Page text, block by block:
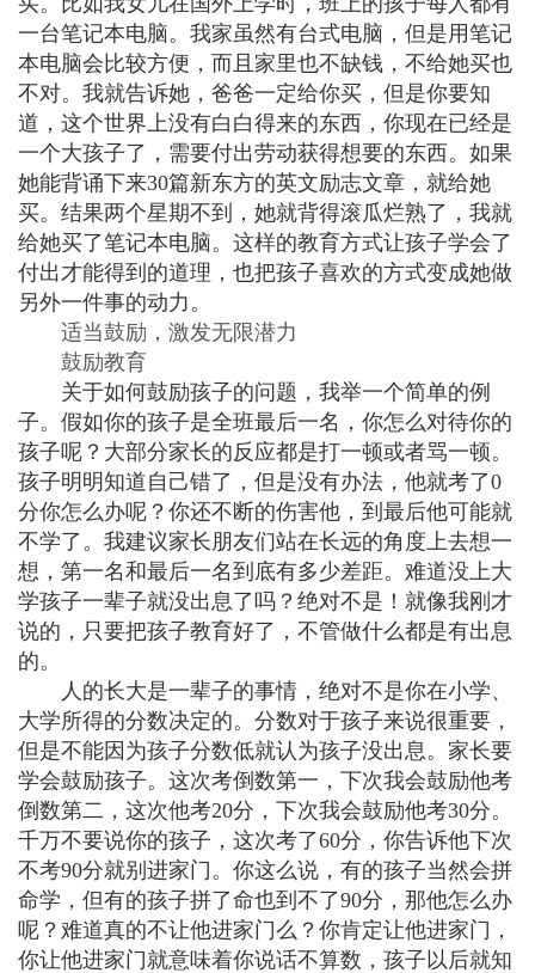
一台笔记本电脑。我家虽然有台式电脑，但是用笔记
本电脑会比较方便，而且家里也不缺钱，不给她买也
不对。我就告诉她，爸爸一定给你买，但是你要知
道，这个世界上没有白白得来的东西，你现在已经是
一个大孩子了，需要付出劳动获得想要的东西。如果
她能背诵下来30篇新东方的英文励志文章，就给她
买。结果两个星期不到，她就背得滚瓜烂熟了，我就
给她买了笔记本电脑。这样的教育方式让孩子学会了
付出才能得到的道理，也把孩子喜欢的方式变成她做
另外一件事的动力。
适当鼓励，激发无限潜力
鼓励教育
关于如何鼓励孩子的问题，我举一个简单的例
子。假如你的孩子是全班最后一名，你怎么对待你的
孩子呢？大部分家长的反应都是打一顿或者骂一顿。
孩子明明知道自己错了，但是没有办法，他就考了0
分你怎么办呢？你还不断的伤害他，到最后他可能就
不学了。我建议家长朋友们站在长远的角度上去想一
想，第一名和最后一名到底有多少差距。难道没上大
学孩子一辈子就没出息了吗？绝对不是！就像我刚才
说的，只要把孩子教育好了，不管做什么都是有出息
的。
人的长大是一辈子的事情，绝对不是你在小学、
大学所得的分数决定的。分数对于孩子来说很重要，
但是不能因为孩子分数低就认为孩子没出息。家长要
学会鼓励孩子。这次考倒数第一，下次我会鼓励他考
倒数第二，这次他考20分，下次我会鼓励他考30分。
千万不要说你的孩子，这次考了60分，你告诉他下次
不考90分就别进家门。你这么说，有的孩子当然会拼
命学，但有的孩子拼了命也到不了90分，那他怎么办
呢？难道真的不让他进家门么？你肯定让他进家门，
你让他进家门就意味着你说话不算数，孩子以后就知